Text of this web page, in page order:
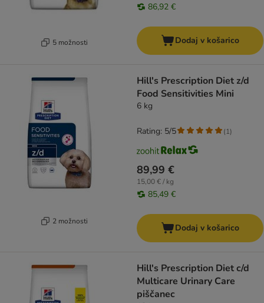
5 možnosti
86,92 €
Dodaj v košarico
2 možnosti
Hill's Prescription Diet z/d
Food Sensitivities Mini
6 kg
89,99 €
15,00 € / kg
85,49 €
Rating: 5/5 (1)
Dodaj v košarico
Hill's Prescription Diet c/d
Multicare Urinary Care
piščanec